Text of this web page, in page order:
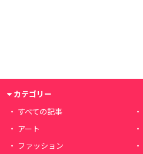
カテゴリー
すべての記事
アート
ファッション